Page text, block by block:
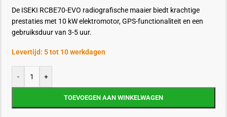
De ISEKI RCBE70-EVO radiografische maaier biedt krachtige
prestaties met 10 kW elektromotor, GPS-functionaliteit en een
gebruiksduur van 3-5 uur.
Levertijd: 5 tot 10 werkdagen
- +
TOEVOEGEN AAN WINKELWAGEN